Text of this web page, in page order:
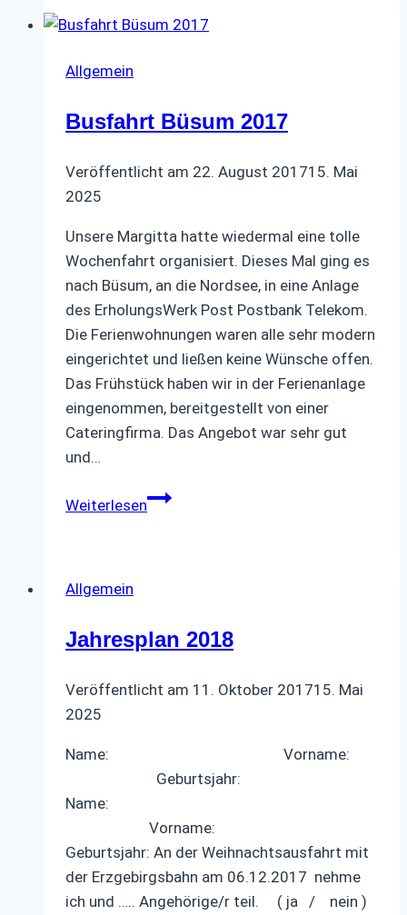
Allgemein
Busfahrt Büsum 2017
Veröffentlicht am 22. August 201715. Mai
2025
Unsere Margitta hatte wiedermal eine tolle
Wochenfahrt organisiert. Dieses Mal ging es
nach Büsum, an die Nordsee, in eine Anlage
des ErholungsWerk Post Postbank Telekom.
Die Ferienwohnungen waren alle sehr modern
eingerichtet und ließen keine Wünsche offen.
Das Frühstück haben wir in der Ferienanlage
eingenommen, bereitgestellt von einer
Cateringfirma. Das Angebot war sehr gut
und…
WeiterlesenBusfahrt
Allgemein
Jahresplan 2018
Veröffentlicht am 11. Oktober 201715. Mai
2025
Name: Vorname:
Geburtsjahr:
Name:
Vorname:
Geburtsjahr: An der Weihnachtsausfahrt mit
der Erzgebirgsbahn am 06.12.2017 nehme
ich und ….. Angehörige/r teil. ( ja / nein )